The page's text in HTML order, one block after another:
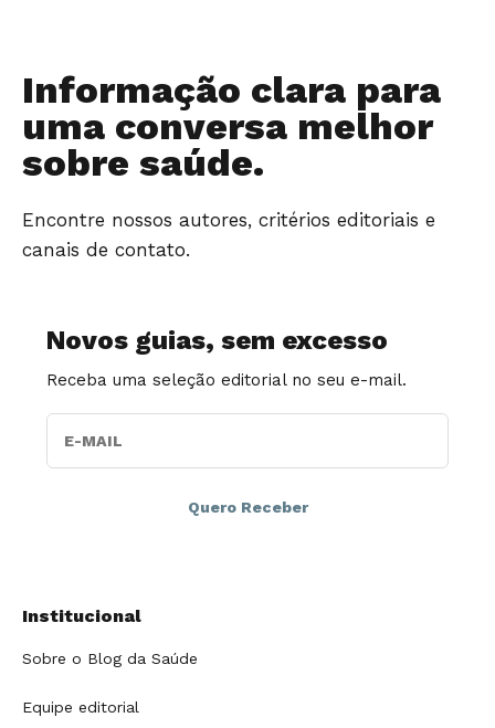
Informação clara para
uma conversa melhor
sobre saúde.
Encontre nossos autores, critérios editoriais e
canais de contato.
Novos guias, sem excesso
Receba uma seleção editorial no seu e-mail.
Institucional
Sobre o Blog da Saúde
Equipe editorial